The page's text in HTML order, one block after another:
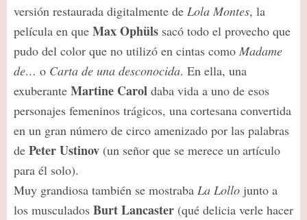
versión restaurada digitalmente de Lola Montes, la
película en que Max Ophüls sacó todo el provecho que
pudo del color que no utilizó en cintas como Madame
de… o Carta de una desconocida. En ella, una
exuberante Martine Carol daba vida a uno de esos
personajes femeninos trágicos, una cortesana convertida
en un gran número de circo amenizado por las palabras
de Peter Ustinov (un señor que se merece un artículo
para él solo).
Muy grandiosa también se mostraba La Lollo junto a
los musculados Burt Lancaster (qué delicia verle hacer